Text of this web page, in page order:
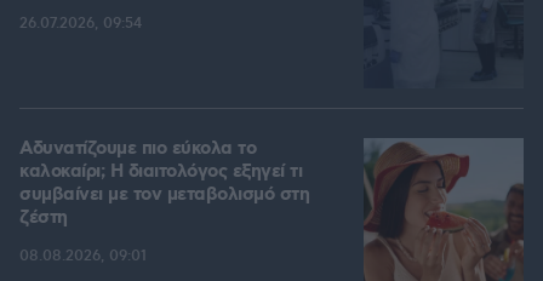
26.07.2026, 09:54
Αδυνατίζουμε πιο εύκολα το
καλοκαίρι; Η διαιτολόγος εξηγεί τι
συμβαίνει με τον μεταβολισμό στη
ζέστη
08.08.2026, 09:01